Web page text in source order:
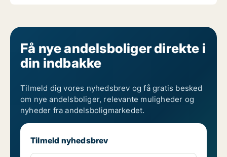
Få nye andelsboliger direkte i
din indbakke
Tilmeld dig vores nyhedsbrev og få gratis besked
om nye andelsboliger, relevante muligheder og
nyheder fra andelsboligmarkedet.
Tilmeld nyhedsbrev